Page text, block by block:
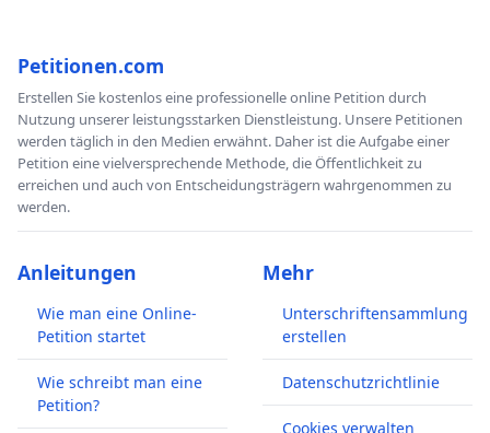
Petitionen.com
Erstellen Sie kostenlos eine professionelle online Petition durch
Nutzung unserer leistungsstarken Dienstleistung. Unsere Petitionen
werden täglich in den Medien erwähnt. Daher ist die Aufgabe einer
Petition eine vielversprechende Methode, die Öffentlichkeit zu
erreichen und auch von Entscheidungsträgern wahrgenommen zu
werden.
Anleitungen
Wie man eine Online-
Petition startet
Wie schreibt man eine
Petition?
Mehr
Unterschriftensammlung
erstellen
Datenschutzrichtlinie
Cookies verwalten